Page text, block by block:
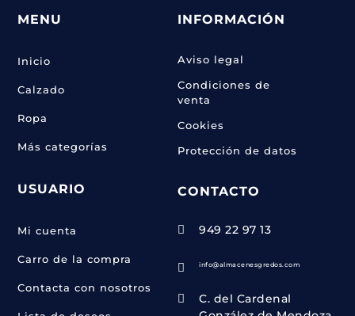
MENU
Inicio
Calzado
Ropa
Más categorías
USUARIO
Mi cuenta
Carro de la compra
Contacta con nosotros
INFORMACIÓN
Aviso legal
Condiciones de
venta
Cookies
Protección de datos
CONTACTO
 949 22 97 13
 info@almacenesgredos.com

C. del Cardenal